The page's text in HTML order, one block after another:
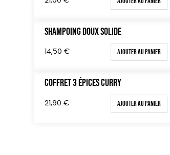
SHAMPOING DOUX SOLIDE
14,50 € Ajouter au panier
COFFRET 3 ÉPICES CURRY
21,90 € Ajouter au panier